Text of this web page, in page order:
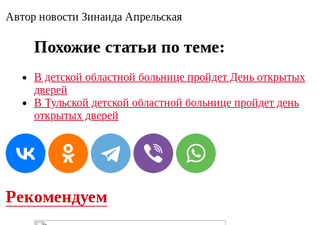
Автор новости Зинаида Апрельская
Похожие статьи по теме:
В детской областной больнице пройдет День открытых
дверей
В Тульской детской областной больнице пройдет день
открытых дверей
Рекомендуем